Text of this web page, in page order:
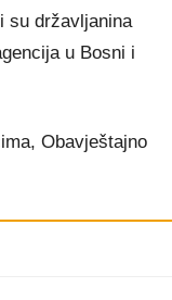
su državljanina
u Bosni i
Obavještajno